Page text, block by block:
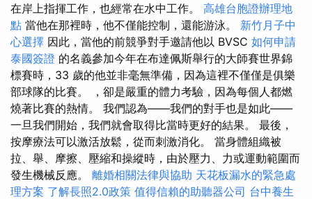
在岸上指揮工作，也經常在水中工作。 高雄台胞證辦理地
點 當他在那裡時，他不僅能控制，還能游泳。 新竹月子中
心選擇 因此，當他的前競爭對手邀請他以 BVSC 如何申請
泰國簽證 的名義參加今年在布達佩斯舉行的大師賽世界錦
標賽時，33 歲的他並非毫無準備，因為這裡不僅僅是俱樂
部球隊的比賽。 ，卻是嚴重的體力考驗，因為每個人都燃
燒著比賽的熱情。 我們認為——我們的對手也是如此——
一旦我們開始，我們就會取得比當時更好的結果。 最後，
按摩療法可以激活放鬆，從而刺激消化。 當身體組織被
拉、舉、摩擦、壓縮和操縱時，由於壓力、力或運動範圍而
發生機械反應。 離婚相關法律與協助 天花板漏水的緊急處
理方案 了解長照2.0政策 值得信賴的助聽器公司 台中養生